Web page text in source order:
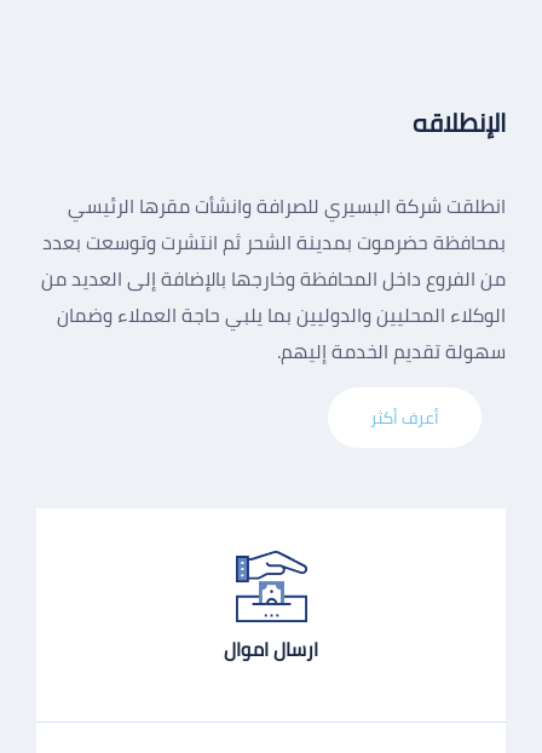
الإنطلاقه
انطلقت شركة البسيري للصرافة وانشأت مقرها الرئيسي
بمحافظة حضرموت بمدينة الشحر ثم انتشرت وتوسعت بعدد
من الفروع داخل المحافظة وخارجها بالإضافة إلى العديد من
الوكلاء المحليين والدوليين بما يلبي حاجة العملاء وضمان
سهولة تقديم الخدمة إليهم.
أعرف أكثر
ارسال اموال